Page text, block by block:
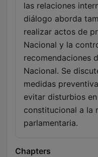
las relaciones
diálogo aborda
realizar actos de
Nacional y la
recomendaciones
Nacional. Se
medidas
evitar disturbios
constitucional a la
parlamentaria.
Chapters